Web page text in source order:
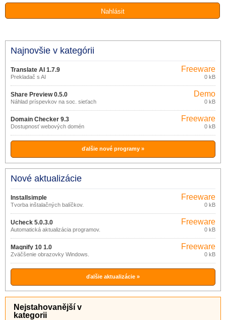
Najnovšie v kategórii
Translate AI 1.7.9
Prekladač s AI
Freeware
0 kB
Share Preview 0.5.0
Náhlad príspevkov na soc. sieťach
Demo
0 kB
Domain Checker 9.3
Dostupnosť webových domén
Freeware
0 kB
ďalšie nové programy »
Nové aktualizácie
Installsimple
Tvorba inštalačných balíčkov.
Freeware
0 kB
Ucheck 5.0.3.0
Automatická aktualizácia programov.
Freeware
0 kB
Magnify 10 1.0
Zväčšenie obrazovky Windows.
Freeware
0 kB
ďalšie aktualizácie »
Nejstahovanější v
kategorii